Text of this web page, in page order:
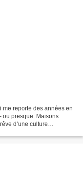
me reporte des années en
ou presque. Maisons
d’une culture